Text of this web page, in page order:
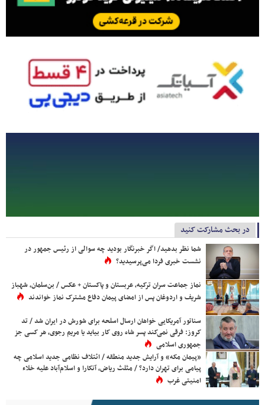
در بحث مشارکت کنید
شما نظر بدهید/ اگر خبرنگار بودید چه سوالی از رئیس جمهور در
نشست خبری فردا می‌پرسیدید؟
نماز جماعت سران ترکیه، عربستان و پاکستان + عکس / بن‌سلمان، شهباز
شریف و اردوغان پس از امضای پیمان دفاع مشترک نماز خواندند
سناتور آمریکایی خواهان ارسال اسلحه برای شورش در ایران شد / تد
کروز: فرقی نمی‌کند پسر شاه روی کار بیاید یا مریم رجوی، هر کسی جز
جمهوری اسلامی
«پیمان مکه» و آرایش جدید منطقه / ائتلاف نظامی جدید اسلامی چه
پیامی برای تهران دارد؟ / مثلث ریاض، آنکارا و اسلام‌آباد علیه خلاء
امنیتی غرب